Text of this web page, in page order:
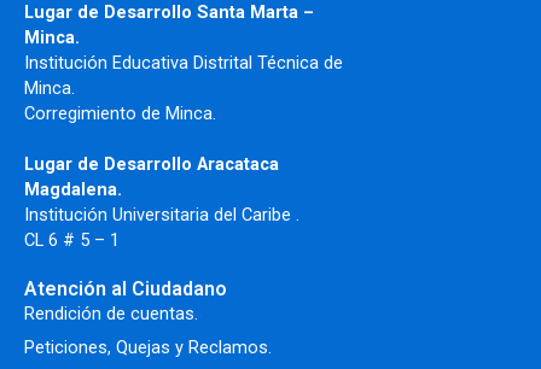
Lugar de Desarrollo Santa Marta –
Minca.
Institución Educativa Distrital Técnica de
Minca.
Corregimiento de Minca.
Lugar de Desarrollo Aracataca
Magdalena.
Institución Universitaria del Caribe .
CL 6 # 5 – 1
Atención al Ciudadano
Rendición de cuentas.
Peticiones, Quejas y Reclamos.